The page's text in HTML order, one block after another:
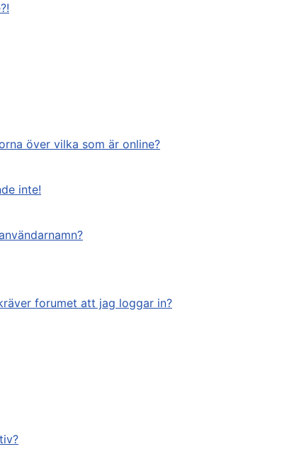
över vilka som är online?
inte!
forumet att jag loggar in?